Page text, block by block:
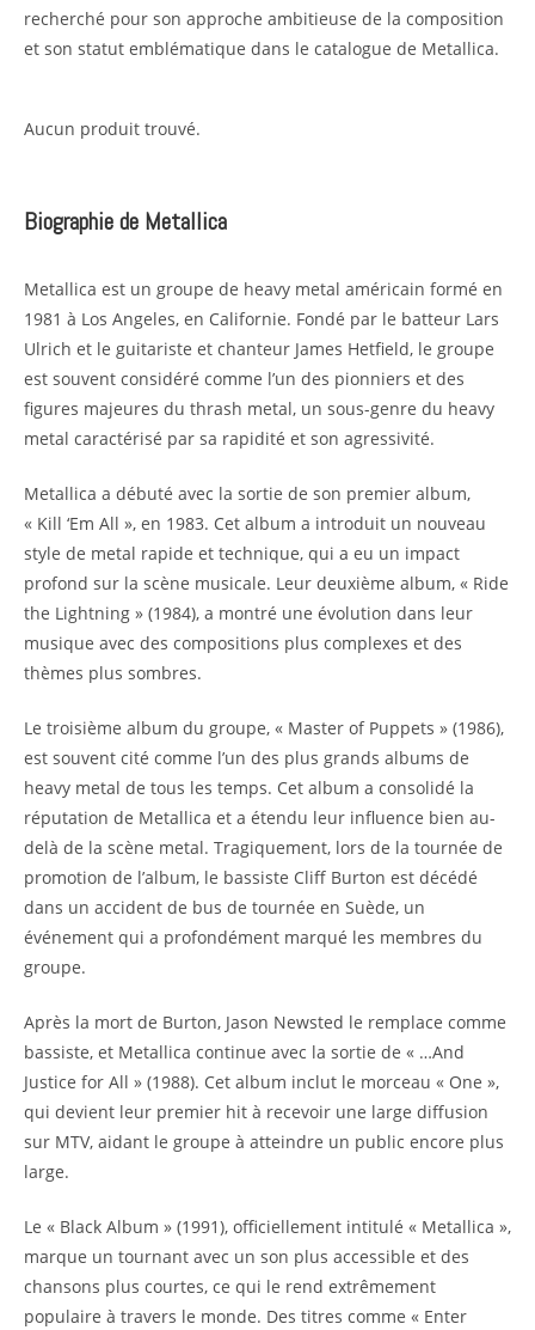
recherché pour son approche ambitieuse de la composition
et son statut emblématique dans le catalogue de Metallica.
Aucun produit trouvé.
Biographie de Metallica
Metallica est un groupe de heavy metal américain formé en
1981 à Los Angeles, en Californie. Fondé par le batteur Lars
Ulrich et le guitariste et chanteur James Hetfield, le groupe
est souvent considéré comme l’un des pionniers et des
figures majeures du thrash metal, un sous-genre du heavy
metal caractérisé par sa rapidité et son agressivité.
Metallica a débuté avec la sortie de son premier album,
« Kill ‘Em All », en 1983. Cet album a introduit un nouveau
style de metal rapide et technique, qui a eu un impact
profond sur la scène musicale. Leur deuxième album, « Ride
the Lightning » (1984), a montré une évolution dans leur
musique avec des compositions plus complexes et des
thèmes plus sombres.
Le troisième album du groupe, « Master of Puppets » (1986),
est souvent cité comme l’un des plus grands albums de
heavy metal de tous les temps. Cet album a consolidé la
réputation de Metallica et a étendu leur influence bien au-
delà de la scène metal. Tragiquement, lors de la tournée de
promotion de l’album, le bassiste Cliff Burton est décédé
dans un accident de bus de tournée en Suède, un
événement qui a profondément marqué les membres du
groupe.
Après la mort de Burton, Jason Newsted le remplace comme
bassiste, et Metallica continue avec la sortie de « …And
Justice for All » (1988). Cet album inclut le morceau « One »,
qui devient leur premier hit à recevoir une large diffusion
sur MTV, aidant le groupe à atteindre un public encore plus
large.
Le « Black Album » (1991), officiellement intitulé « Metallica »,
marque un tournant avec un son plus accessible et des
chansons plus courtes, ce qui le rend extrêmement
populaire à travers le monde. Des titres comme « Enter